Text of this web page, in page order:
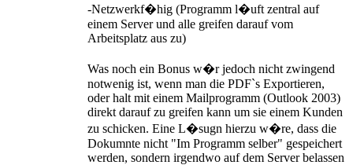
-Netzwerkf�hig (Programm l�uft zentral auf
einem Server und alle greifen darauf vom
Arbeitsplatz aus zu)
Was noch ein Bonus w�r jedoch nicht zwingend
notwenig ist, wenn man die PDF`s Exportieren,
oder halt mit einem Mailprogramm (Outlook 2003)
direkt darauf zu greifen kann um sie einem Kunden
zu schicken. Eine L�sugn hierzu w�re, dass die
Dokumnte nicht "Im Programm selber" gespeichert
werden, sondern irgendwo auf dem Server belassen